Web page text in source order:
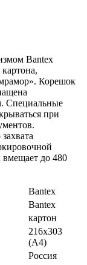
Bantex
Корешок
Специальные
при
вмещает до 480
Bantex
Bantex
картон
216х303
(А4)
Россия